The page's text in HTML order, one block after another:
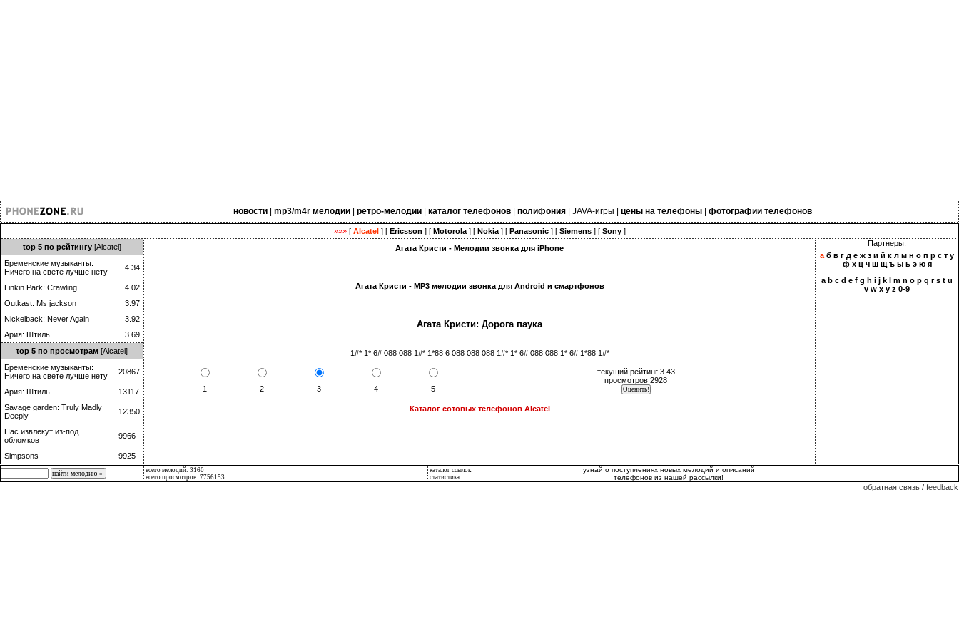
новости| mp3/m4r мелодии| ретро-мелодии| каталог телефонов| полифония| JAVA-игры цены на телефоны| фотографии телефонов
»»»[ Alcatel] [ Ericsson ] [ Motorola] [ Nokia] [ Panasonic] [ Siemens] [ Sony]
top 5 по рейтингу [Alcatel]
Бременские музыканты:
Ничего на свете лучше нету
4.34
Linkin Park: Crawling
4.02
Outkast: Ms jackson
3.97
Nickelback: Never Again
3.92
Ария: Штиль
3.69
top 5 по просмотрам [Alcatel]
Бременские музыканты:
Ничего на свете лучше нету
20867
Ария: Штиль
13117
Savage garden: Truly Madly
Deeply
12350
Нас извлекут из-под
обломков
9966
Simpsons 9925
Агата Кристи - Мелодии звонка для iPhone
Агата Кристи - MP3 мелодии звонка для Android и смартфонов
Агата Кристи: Дорога паука
1#* 1* 6# 088 088 1#* 1*88 6 088 088 088 1#* 1* 6# 088 088 1* 6# 1*88 1#*
текущий рейтинг 3.43
просмотров 2928
1
2 3 4 5
Каталог сотовых телефонов Alcatel
Партнеры:
а б в г д е ж з и й к л м н о п р с т у
ф х ц ч ш щ ъ ы ь э ю я
a b c d e f g h i j k l m n o p q r s t u
v w x y z 0-9
всего мелодий: 3160
всего просмотров: 7756153
каталог ссылок
статистика
узнай о поступлениях новых мелодий и описаний
телефонов из нашей рассылки!
обратная связь / feedback